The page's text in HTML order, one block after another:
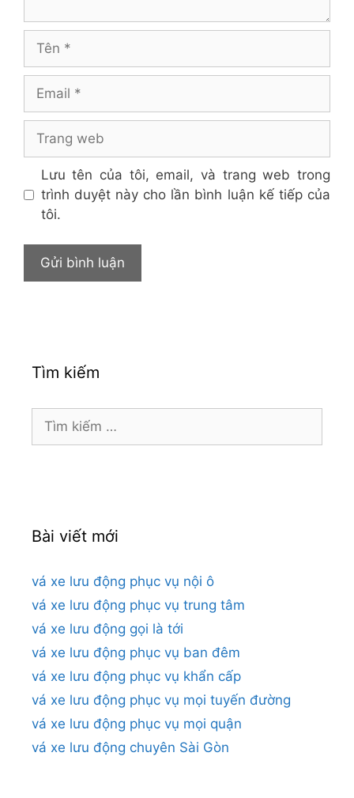
web
Lưu tên của tôi, email, và trang web trong
trình duyệt này cho lần bình luận kế tiếp của
tôi.
Tìm kiếm
Tìm
Bài viết mới
vá xe lưu động phục vụ nội ô
vá xe lưu động phục vụ trung tâm
vá xe lưu động gọi là tới
vá xe lưu động phục vụ ban đêm
vá xe lưu động phục vụ khẩn cấp
vá xe lưu động phục vụ mọi tuyến đường
vá xe lưu động phục vụ mọi quận
vá xe lưu động chuyên Sài Gòn